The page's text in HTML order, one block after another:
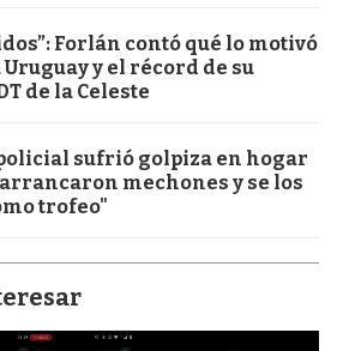
Forlán contó qué lo motivó
y el récord de su
de la Celeste
sufrió golpiza en hogar
mechones y se los
trofeo"